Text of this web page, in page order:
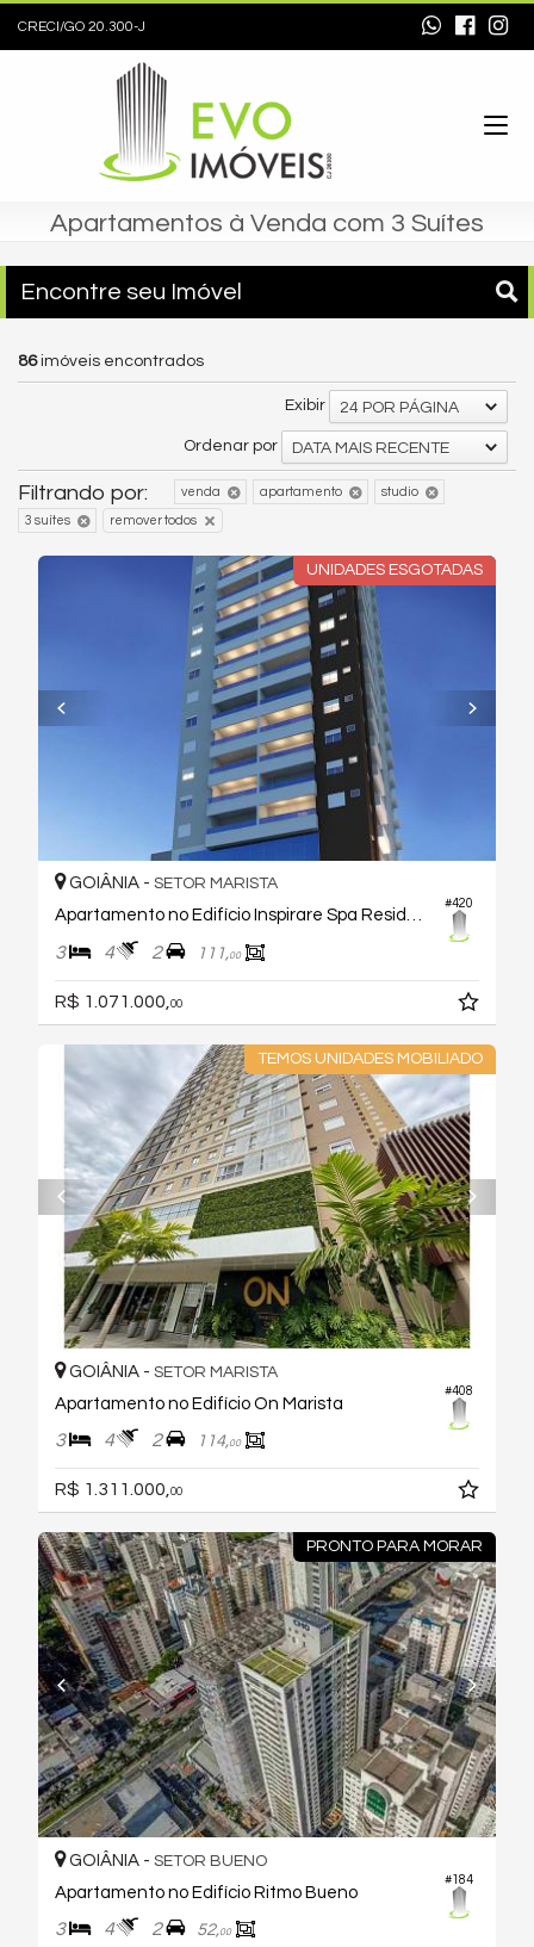
CRECI/GO 20.300-J
Apartamentos à Venda com 3 Suítes
Encontre seu Imóvel
86imóveis encontrados
Exibir 24 POR PÁGINA
Ordenar por DATA MAIS RECENTE
Filtrando por: venda apartamento studio
3 suítes remover todos
UNIDADES ESGOTADAS
#420
GOIÂNIA - SETOR MARISTA
Apartamento no Edifício Inspirare Spa Residence
3 4 2 111,00
R$ 1.071.000, 00
TEMOS UNIDADES MOBILIADO
#408
GOIÂNIA - SETOR MARISTA
Apartamento no Edifício On Marista
3 4 2 114,00
R$ 1.311.000,00
PRONTO PARA MORAR
#184
GOIÂNIA - SETOR BUENO
Apartamento no Edifício Ritmo Bueno
3 4 2 52,00